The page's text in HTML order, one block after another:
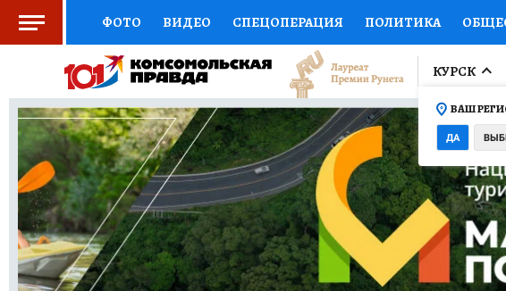
ФОТО ВИДЕО СПЕЦОПЕРАЦИЯ ПОЛИТИКА
СОЦПОДДЕРЖКА НАУКА СПОРТ КОЛУМНИСТЫ
ВЫБОР ЭКСПЕРТОВ ДОКТОР ФИНАНСЫ
КНИЖНАЯ ПОЛКА ПРОГНОЗЫ НА СПОРТ ПРОМОКОДЫ
ПРЕСС-ЦЕНТР НЕДВИЖИМОСТЬ ТЕЛЕВИЗОР
РАДИО КП РЕКЛАМА ТЕСТЫ НОВОЕ НА САЙТЕ
КУРСК
ВАШ
ДА